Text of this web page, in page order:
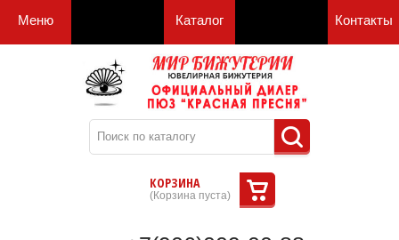
Меню Каталог Контакты
КОРЗИНА
(Корзина пуста)